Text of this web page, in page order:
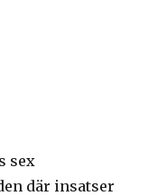
sex
där insatser